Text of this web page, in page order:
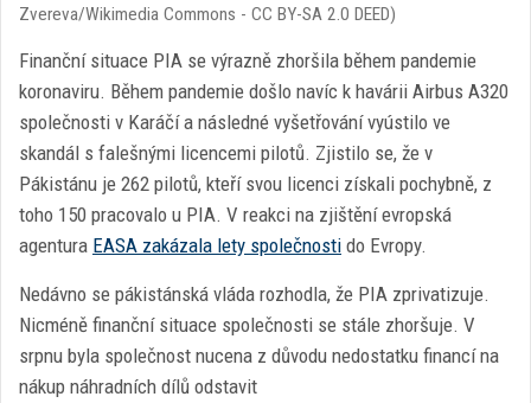
Zvereva/Wikimedia Commons - CC BY-SA 2.0 DEED)
Finanční situace PIA se výrazně zhoršila během pandemie
koronaviru. Během pandemie došlo navíc k havárii Airbus A320
společnosti v Karáčí a následné vyšetřování vyústilo ve
skandál s falešnými licencemi pilotů. Zjistilo se, že v
Pákistánu je 262 pilotů, kteří svou licenci získali pochybně, z
toho 150 pracovalo u PIA. V reakci na zjištění evropská
agentura EASA zakázala lety společnosti do Evropy.
Nedávno se pákistánská vláda rozhodla, že PIA zprivatizuje.
Nicméně finanční situace společnosti se stále zhoršuje. V
srpnu byla společnost nucena z důvodu nedostatku financí na
nákup náhradních dílů odstavit